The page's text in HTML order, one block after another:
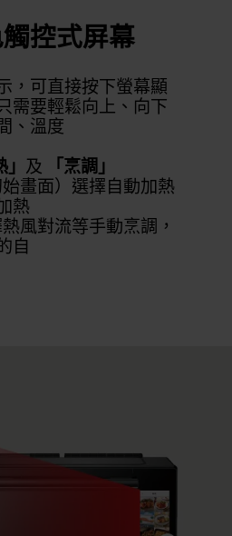
控式屏幕
，可直接按下螢幕顯
需要輕鬆向上、向下
、溫度
」 及
「烹調」
畫面）選擇自動加熱
熱
風對流等手動烹調，
自